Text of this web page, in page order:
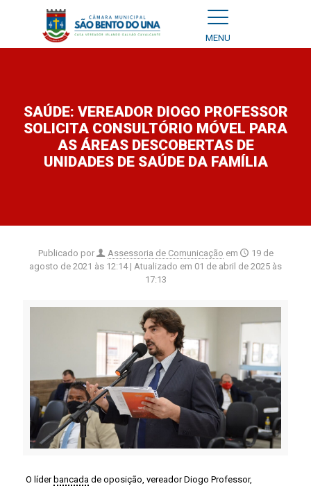
MENU
SAÚDE: VEREADOR DIOGO PROFESSOR
SOLICITA CONSULTÓRIO MÓVEL PARA
AS ÁREAS DESCOBERTAS DE
UNIDADES DE SAÚDE DA FAMÍLIA
Publicado por Assessoria de Comunicação em
19 de
agosto de 2021 às 12:14 | Atualizado em 01 de abril de 2025 às
17:13
O líderbancada de oposição, vereador Diogo Professor,